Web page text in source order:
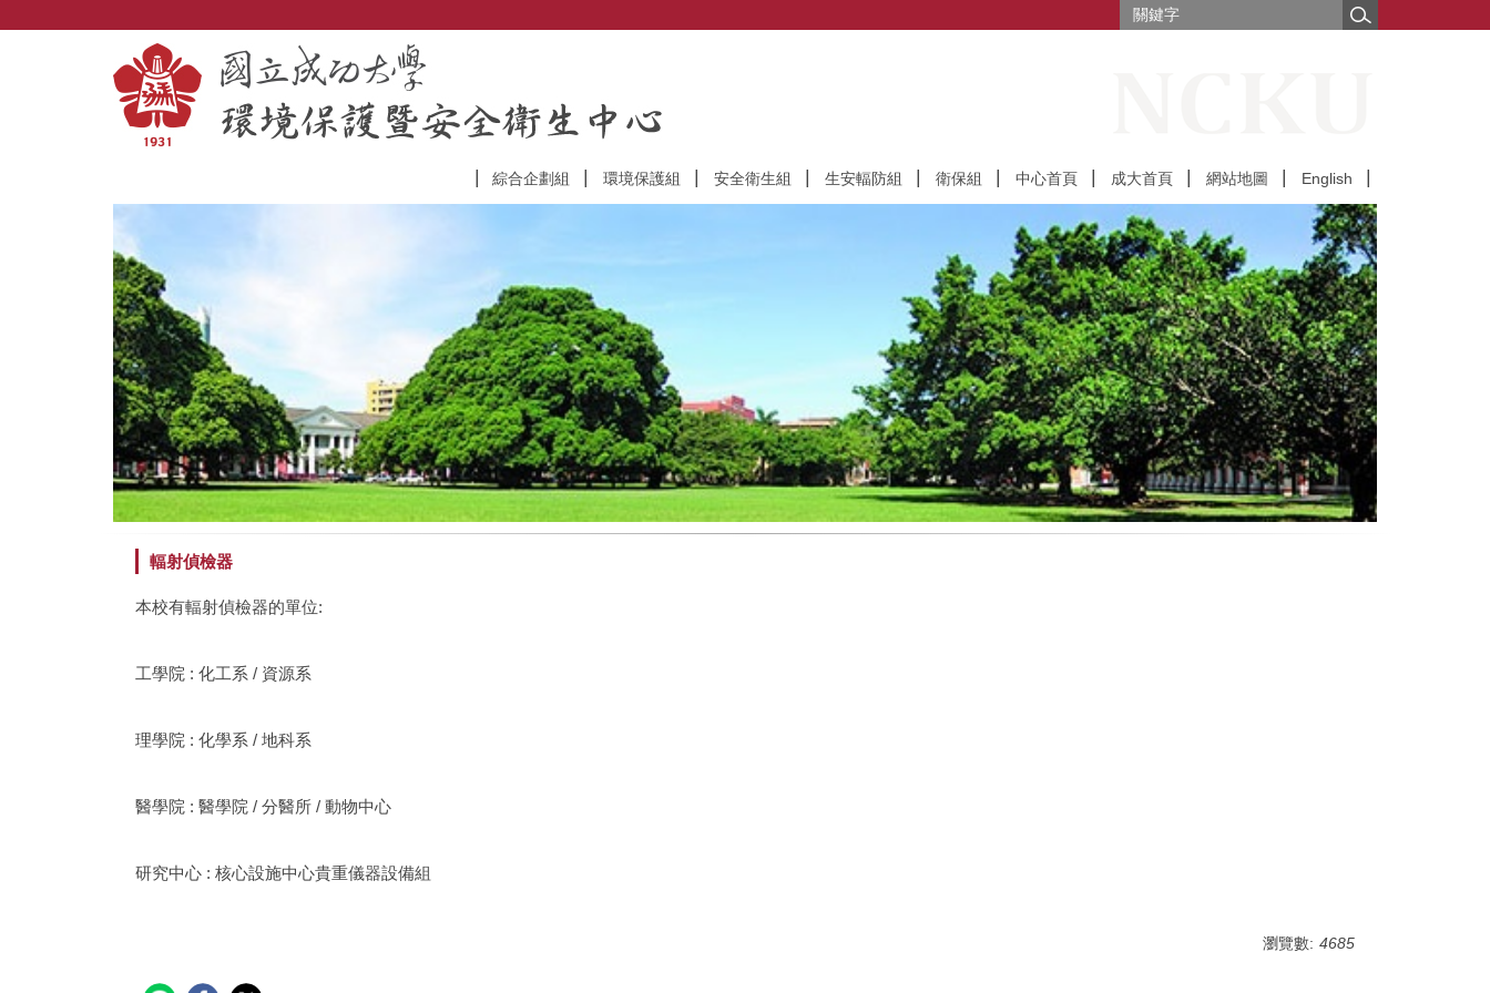
綜合企劃組
環境保護組 安全衛生組 生安輻防組 衛保組 中心首頁 成大首頁 網站地圖 English
輻射偵檢器
本校有輻射偵檢器的單位:
工學院 : 化工系 / 資源系
理學院 : 化學系 / 地科系
醫學院 : 醫學院 / 分醫所 / 動物中心
研究中心 : 核心設施中心貴重儀器設備組
瀏覽數: 4685